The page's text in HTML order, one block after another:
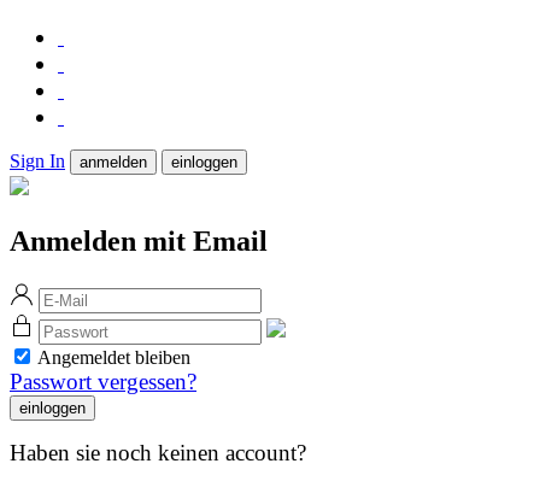
Sign In anmelden einloggen
Anmelden mit Email
Angemeldet bleiben
Passwort vergessen?
Haben sie noch keinen account?